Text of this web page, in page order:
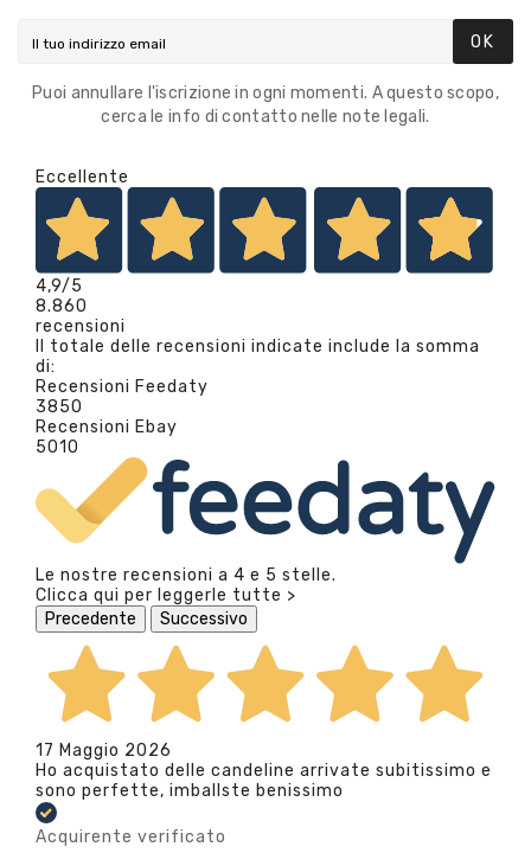
OK
Puoi annullare l'iscrizione in ogni momenti. A questo scopo,
cerca le info di contatto nelle note legali.
Eccellente
4,9/5
8.860
recensioni
Il totale delle recensioni indicate include la somma
di:
Recensioni Feedaty
3850
Recensioni Ebay
5010
Le nostre recensioni a 4 e 5 stelle.
Clicca qui per leggerle tutte >
Precedente
Successivo
17 Maggio 2026
Ho acquistato delle candeline arrivate subitissimo e
sono perfette, imballste benissimo
Acquirente verificato